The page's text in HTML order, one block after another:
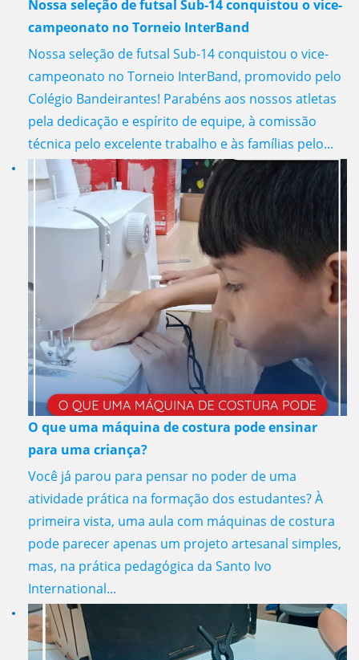
Nossa seleção de futsal Sub-14 conquistou o vice-
campeonato no Torneio InterBand
Nossa seleção de futsal Sub-14 conquistou o vice-
campeonato no Torneio InterBand, promovido pelo
Colégio Bandeirantes! Parabéns aos nossos atletas
pela dedicação e espírito de equipe, à comissão
técnica pelo excelente trabalho e às famílias pelo...
O que uma máquina de costura pode ensinar
para uma criança?
Você já parou para pensar no poder de uma
atividade prática na formação dos estudantes? À
primeira vista, uma aula com máquinas de costura
pode parecer apenas um projeto artesanal simples,
mas, na prática pedagógica da Santo Ivo
International...